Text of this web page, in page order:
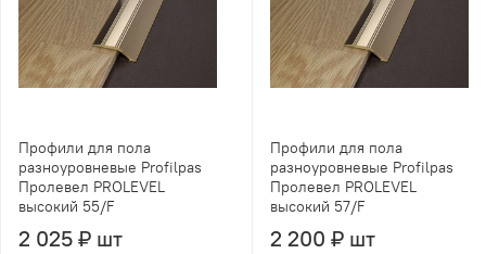
Профили для пола
разноуровневые Profilpas
Пролевел PROLEVEL
высокий 55/F
2 025 ₽ шт
Профили для пола
разноуровневые Profilpas
Пролевел PROLEVEL
высокий 57/F
2 200 ₽ шт